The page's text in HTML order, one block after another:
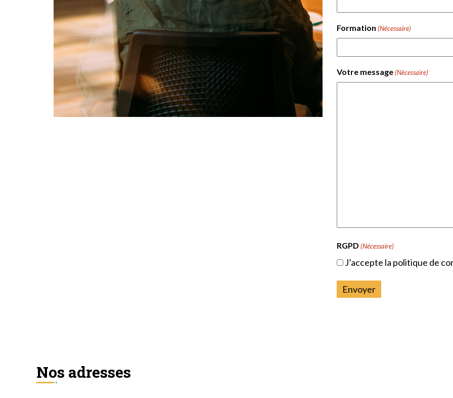
Formation (Nécessaire)
Votre message (Nécessaire)
RGPD (Nécessaire)
J’accepte la politique de
Nos adresses